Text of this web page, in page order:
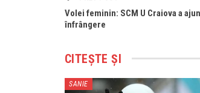
Volei feminin: SCM U Craiova a
înfrângere
CITEȘTE ȘI
SANIE